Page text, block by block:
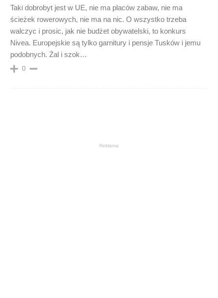
Taki dobrobyt jest w UE, nie ma placów zabaw, nie ma
ścieżek rowerowych, nie ma na nic. O wszystko trzeba
walczyc i prosic, jak nie budżet obywatelski, to konkurs
Nivea. Europejskie są tylko garnitury i pensje Tusków i jemu
podobnych. Żal i szok…
0
Reklama